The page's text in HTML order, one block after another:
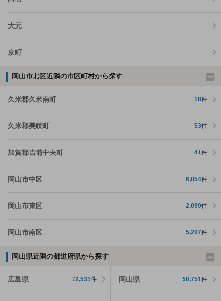
大元
京町
岡山市北区近隣の市区町村から探す
久米郡久米南町 18件
久米郡美咲町 53件
加賀郡吉備中央町 41件
岡山市中区 6,054件
岡山市東区 2,099件
岡山市南区 5,207件
岡山県近隣の都道府県から探す
広島県 72,531件 岡山県 50,751件